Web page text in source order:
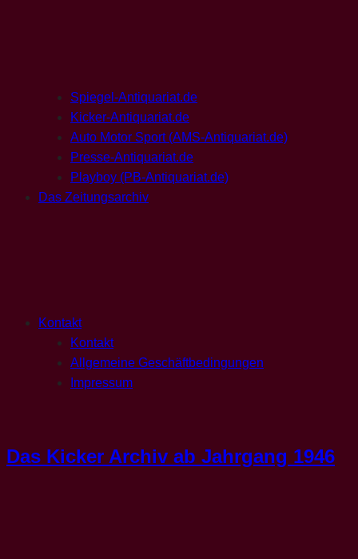
Spiegel-Antiquariat.de
Kicker-Antiquariat.de
Auto Motor Sport (AMS-Antiquariat.de)
Presse-Antiquariat.de
Playboy (PB-Antiquariat.de)
Das Zeitungsarchiv
Kontakt
Kontakt
Allgemeine Geschäftbedingungen
Impressum
Das Kicker Archiv ab Jahrgang 1946